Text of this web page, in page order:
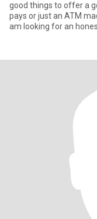
good things to offer a
pays or just an ATM
am looking for an